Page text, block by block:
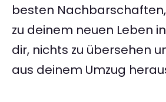
besten
zu deinem neuen Leben
dir, nichts zu übersehen
aus deinem Umzug